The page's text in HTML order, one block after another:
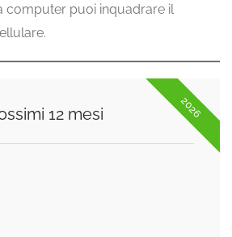
computer puoi inquadrare il
2026
12 mesi